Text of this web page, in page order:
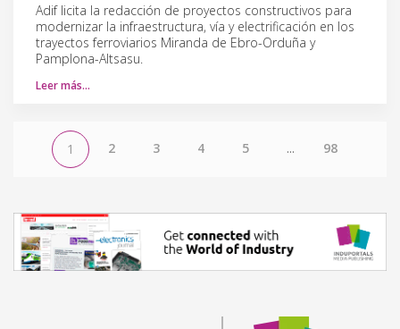
Adif licita la redacción de proyectos constructivos para
modernizar la infraestructura, vía y electrificación en los
trayectos ferroviarios Miranda de Ebro-Orduña y
Pamplona-Altsasu.
Leer más…
1 2 3 4 5 ... 98